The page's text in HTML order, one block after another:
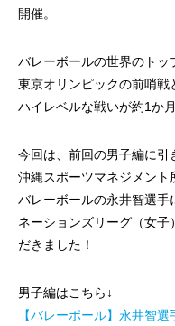
結果が出るとは限らない、でも才
ではない！
開催。
バレーボールの世界のト
東京オリンピックの前哨戦
ハイレベルな戦いが約1か
今回は、前回の男子編に引
沖縄スポーツマネジメント
バレーボールの永井智選手
ネーションズリーグ（女
だきました！
男子編はこちら↓
【バレーボール】永井智